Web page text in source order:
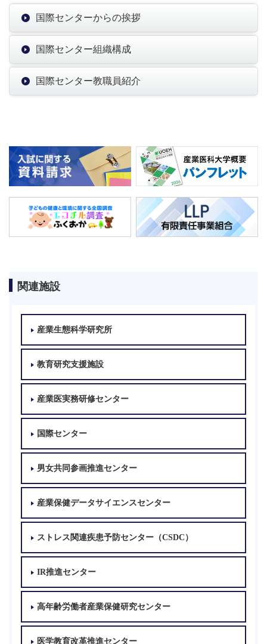
関連施設
産業生態科学研究所
教育研究支援施設
産業医実務研修センター
国際センター
男女共同参画推進センター
産業保健データサイエンスセンター
ストレス関連疾患予防センター（CSDC）
IR推進センター
高年齢労働者産業保健研究センター
医学教育改革推進センター
国際センターからの挨拶
国際センター組織構成
国際センター教職員紹介